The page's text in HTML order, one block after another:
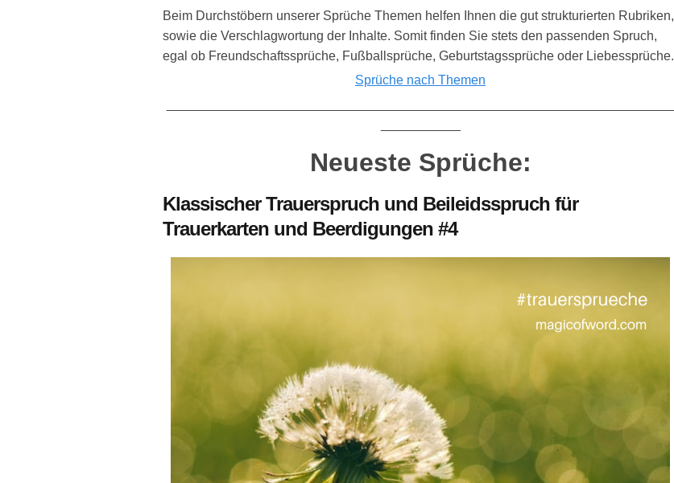
Beim Durchstöbern unserer Sprüche Themen helfen Ihnen die gut strukturierten Rubriken,
sowie die Verschlagwortung der Inhalte. Somit finden Sie stets den passenden Spruch,
egal ob Freundschaftssprüche, Fußballsprüche, Geburtstagssprüche oder Liebessprüche.
Sprüche nach Themen
Neueste Sprüche:
Klassischer Trauerspruch und Beileidsspruch für
Trauerkarten und Beerdigungen #4